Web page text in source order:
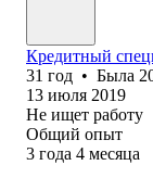
Кредитный
31 год • Была
13 июля 2019
Не ищет работу
Общий опыт
3 года 4 месяца